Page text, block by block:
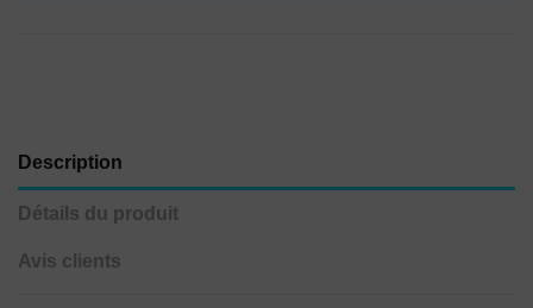
Description
Détails du produit
Avis clients